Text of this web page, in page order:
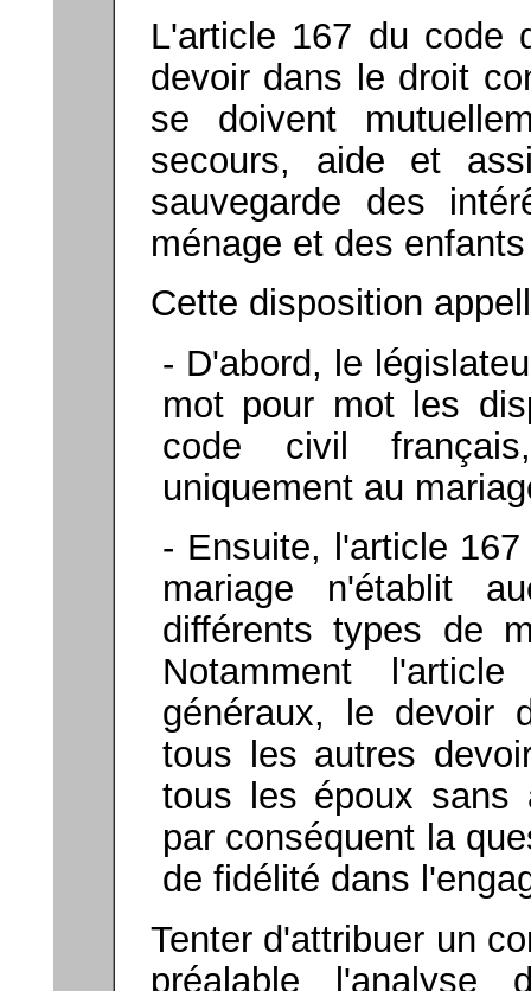
L'article 167 du code
devoir dans le droit
se doivent
secours, aide et
sauvegarde des
ménage et des
Cette disposition
- D'abord, le
mot pour mot les
code civil
uniquement au
- Ensuite, l'article
mariage n'établit
différents types de
Notamment
généraux, le devoir
tous les autres
tous les époux sans
par conséquent la
de fidélité dans
Tenter d'attribuer un
préalable